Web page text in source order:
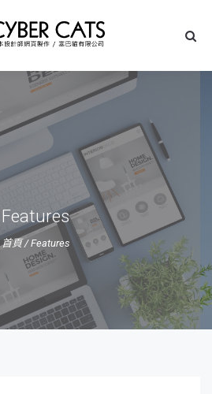
Features
首頁/Features